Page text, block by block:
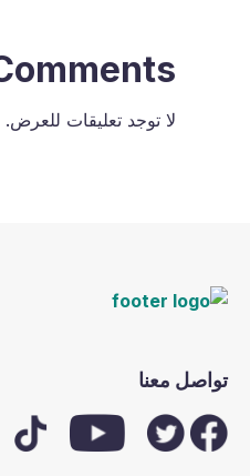
لا توجد تعليقات للعرض.
تواصل معنا